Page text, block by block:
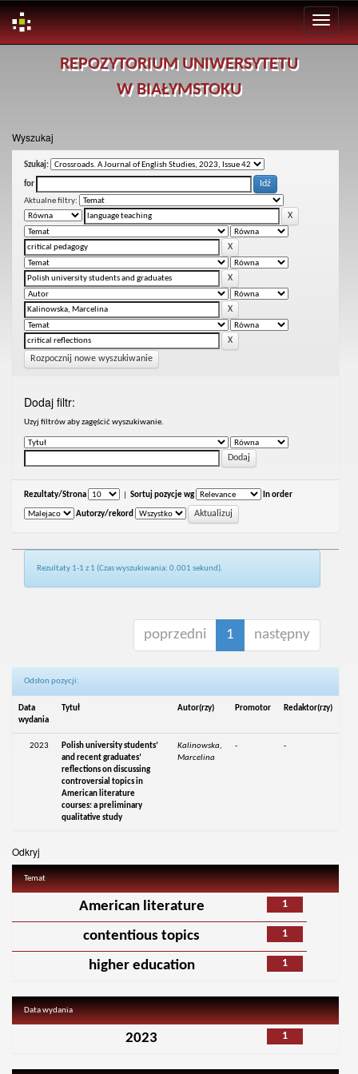
REPOZYTORIUM UNIWERSYTETU
W BIAŁYMSTOKU
Wyszukaj
Szukaj:
for
Aktualne filtry:
Rozpocznij nowe wyszukiwanie
Dodaj filtr:
Uzyj filtrów aby zagęścić wyszukiwanie.
Rezultaty/Strona Sortuj pozycje wg In order
Autorzy/rekord
Rezultaty 1-1 z 1 (Czas wyszukiwania: 0.001 sekund).
poprzedni 1 następny
Odsłon pozycji:
Data
wydania
Tytuł Autor(rzy) Promotor Redaktor(rzy)
2023
Polish university students’
and recent graduates’
reflections on discussing
controversial topics in
American literature
courses: a preliminary
qualitative study
Kalinowska,
Marcelina
- -
Odkryj
Temat
1
American literature
1
contentious topics
1
higher education
Data wydania
1
2023